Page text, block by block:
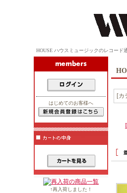
HOUSE ハウスミュージックのレコード
はじめてのお客様へ
↑再入荷しました！
[カ